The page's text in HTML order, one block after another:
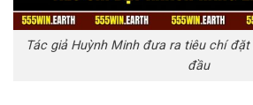
Tác giả Huỳnh Minh đưa ra tiêu chí
đầu